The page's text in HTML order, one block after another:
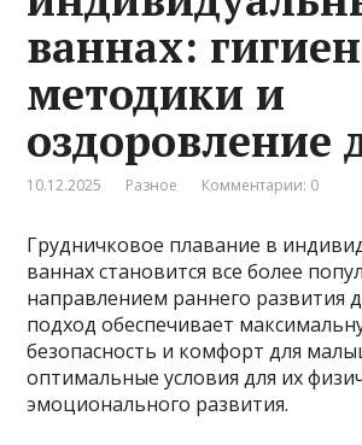
ваннах:
методики и
оздоровление
10.12.2025 Разное Комментарии: 0
Грудничковое плавание в
ваннах становится все более
направлением раннего развития
подход обеспечивает
безопасность и комфорт для
оптимальные условия для их
эмоционального развития.